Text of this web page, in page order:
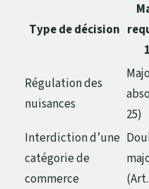
Type de décision
Régulation des
nuisances
25)
Interdiction d’une
catégorie de
commerce